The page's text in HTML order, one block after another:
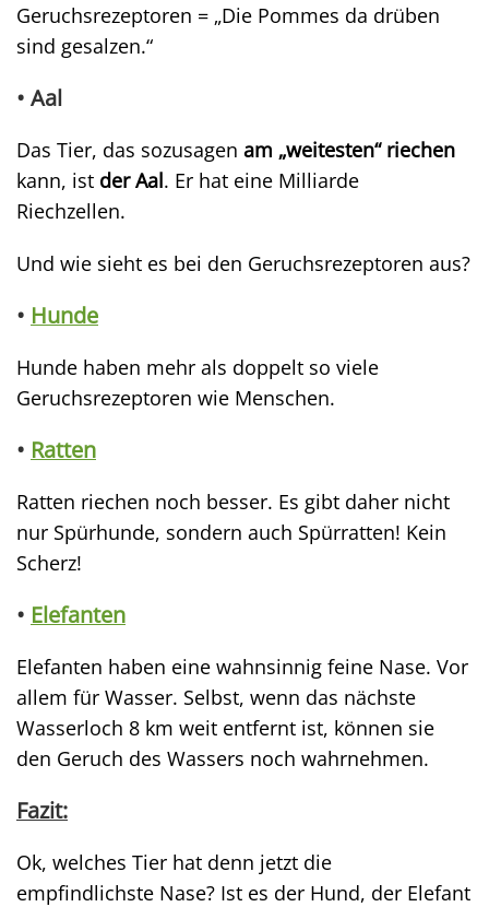
Geruchsrezeptoren = „Die Pommes da drüben
sind gesalzen.“
• Aal
Das Tier, das sozusagen am „weitesten“ riechen
kann, ist der Aal. Er hat eine Milliarde
Riechzellen.
Und wie sieht es bei den Geruchsrezeptoren aus?
• Hunde
Hunde haben mehr als doppelt so viele
Geruchsrezeptoren wie Menschen.
• Ratten
Ratten riechen noch besser. Es gibt daher nicht
nur Spürhunde, sondern auch Spürratten! Kein
Scherz!
• Elefanten
Elefanten haben eine wahnsinnig feine Nase. Vor
allem für Wasser. Selbst, wenn das nächste
Wasserloch 8 km weit entfernt ist, können sie
den Geruch des Wassers noch wahrnehmen.
Fazit:
Ok, welches Tier hat denn jetzt die
empfindlichste Nase? Ist es der Hund, der Elefant